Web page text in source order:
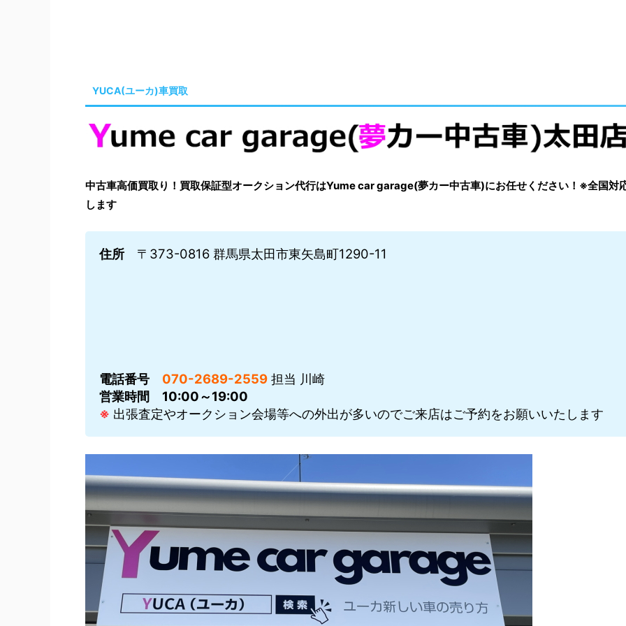
YUCA(ユーカ)車買取
中古車高価買取り！買取保証型オークション代行はYume car garage(夢カー中古車)にお任せください！※全国対
します
住所 〒373-0816 群馬県太田市東矢島町1290-11
電話番号 070-2689-2559 担当 川崎
営業時間
10:00～19:00
※ 出張査定やオークション会場等への外出が多いのでご来店はご予約をお願いいたします